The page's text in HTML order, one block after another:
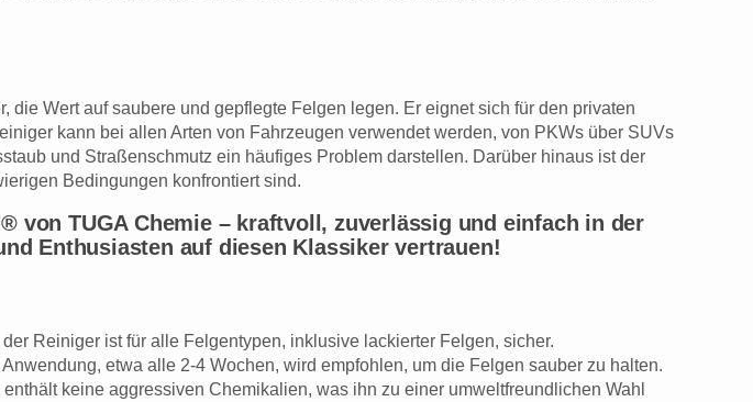
Wert auf saubere und gepflegte Felgen legen. Er eignet sich für den privaten
kann bei allen Arten von Fahrzeugen verwendet werden, von PKWs über SUVs
und Straßenschmutz ein häufiges Problem darstellen. Darüber hinaus ist der
Bedingungen konfrontiert sind.
von TUGA Chemie – kraftvoll, zuverlässig und einfach in der
Enthusiasten auf diesen Klassiker vertrauen!
der Reiniger ist für alle Felgentypen, inklusive lackierter Felgen, sicher.
etwa alle 2-4 Wochen, wird empfohlen, um die Felgen sauber zu halten.
keine aggressiven Chemikalien, was ihn zu einer umweltfreundlichen Wahl